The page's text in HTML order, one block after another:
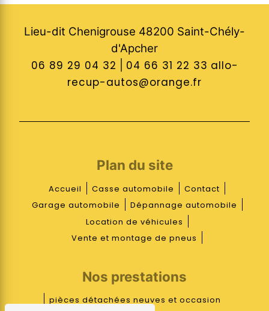
Lieu-dit Chenigrouse 48200 Saint-Chély-
d'Apcher
06 89 29 04 32 04 66 31 22 33 allo-
recup-autos@orange.fr
Plan du site
Accueil Casse automobile
Contact
Garage automobile
Dépannage automobile
Location de véhicules
Vente et montage de pneus
Nos prestations
pièces détachées neuves et occasion